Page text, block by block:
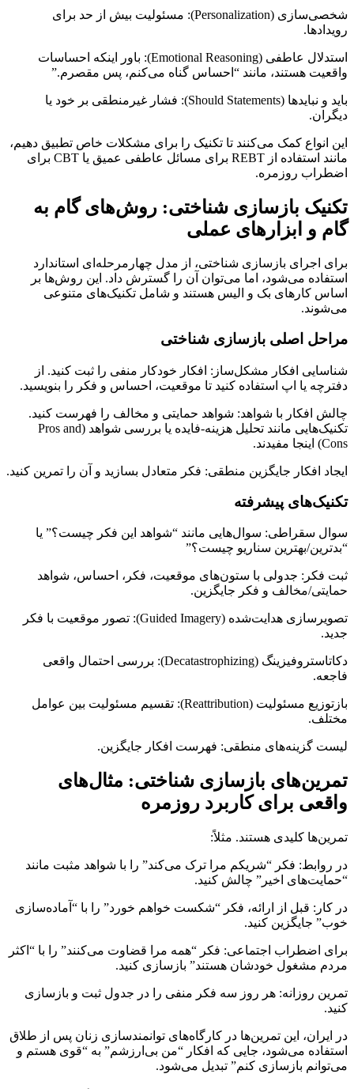
شخصی‌سازی (Personalization): مسئولیت بیش از حد برای
رویدادها.
استدلال عاطفی (Emotional Reasoning): باور اینکه احساسات
واقعیت هستند، مانند “احساس گناه می‌کنم، پس مقصرم.”
باید و نبایدها (Should Statements): فشار غیرمنطقی بر خود یا
دیگران.
این انواع کمک می‌کنند تا تکنیک را برای مشکلات خاص تطبیق دهیم،
مانند استفاده از REBT برای مسائل عاطفی عمیق یا CBT برای
اضطراب روزمره.
تکنیک بازسازی شناختی: روش‌های گام به
گام و ابزارهای عملی
برای اجرای بازسازی شناختی، از مدل چهارمرحله‌ای استاندارد
استفاده می‌شود، اما می‌توان آن را گسترش داد. این روش‌ها بر
اساس کارهای بک و الیس هستند و شامل تکنیک‌های متنوعی
می‌شوند.
مراحل اصلی بازسازی شناختی
شناسایی افکار مشکل‌ساز: افکار خودکار منفی را ثبت کنید. از
دفترچه یا اپ استفاده کنید تا موقعیت، احساس و فکر را بنویسید.
چالش افکار با شواهد: شواهد حمایتی و مخالف را فهرست کنید.
تکنیک‌هایی مانند تحلیل هزینه-فایده یا بررسی شواهد (Pros and
Cons) اینجا مفیدند.
ایجاد افکار جایگزین منطقی: فکر متعادل بسازید و آن را تمرین کنید.
تکنیک‌های پیشرفته
سوال سقراطی: سوال‌هایی مانند “شواهد این فکر چیست؟” یا
“بدترین/بهترین سناریو چیست؟”
ثبت فکر: جدولی با ستون‌های موقعیت، فکر، احساس، شواهد
حمایتی/مخالف و فکر جایگزین.
تصویرسازی هدایت‌شده (Guided Imagery): تصور موقعیت با فکر
جدید.
دکاتاستروفیزینگ (Decatastrophizing): بررسی احتمال واقعی
فاجعه.
بازتوزیع مسئولیت (Reattribution): تقسیم مسئولیت بین عوامل
مختلف.
لیست گزینه‌های منطقی: فهرست افکار جایگزین.
تمرین‌های بازسازی شناختی: مثال‌های
واقعی برای کاربرد روزمره
تمرین‌ها کلیدی هستند. مثلاً:
در روابط: فکر “شریکم مرا ترک می‌کند” را با شواهد مثبت مانند
“حمایت‌های اخیر” چالش کنید.
در کار: قبل از ارائه، فکر “شکست خواهم خورد” را با “آماده‌سازی
خوب” جایگزین کنید.
برای اضطراب اجتماعی: فکر “همه مرا قضاوت می‌کنند” را با “اکثر
مردم مشغول خودشان هستند” بازسازی کنید.
تمرین روزانه: هر روز سه فکر منفی را در جدول ثبت و بازسازی
کنید.
در ایران، این تمرین‌ها در کارگاه‌های توانمندسازی زنان پس از طلاق
استفاده می‌شود، جایی که افکار “من بی‌ارزشم” به “قوی هستم و
می‌توانم بازسازی کنم” تبدیل می‌شود.